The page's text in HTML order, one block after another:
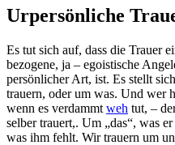
Urpersönliche
Es tut sich auf, dass die Trauer
bezogene, ja – egoistische
persönlicher Art, ist. Es stellt
trauern, oder um was. Und wer
wenn es verdammt weh tut, –
selber trauert,. Um „das“, was
was ihm fehlt. Wir trauern um